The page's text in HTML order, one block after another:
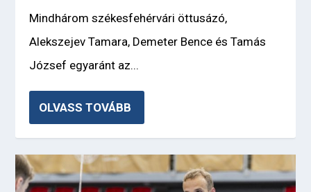
Mindhárom székesfehérvári öttusázó,
Alekszejev Tamara, Demeter Bence és Tamás
József egyaránt az...
OLVASS TOVÁBB